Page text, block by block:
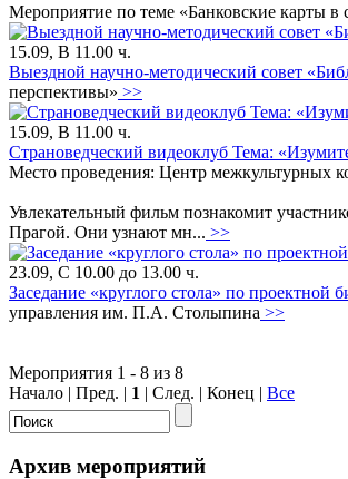
Мероприятие по теме «Банковские карты
15.09, В 11.00 ч.
Выездной научно-методический совет
перспективы» >>
15.09, В 11.00 ч.
Страноведческий видеоклуб Тема:
Место проведения: Центр межкультурных
Увлекательный фильм познакомит
Прагой. Они узнают мн... >>
23.09, С 10.00 до 13.00 ч.
Заседание «круглого стола» по проектной
управления им. П.А. Столыпина >>
Мероприятия 1 - 8 из 8
Начало | Пред. | 1 | След. | Конец | Все
Архив мероприятий